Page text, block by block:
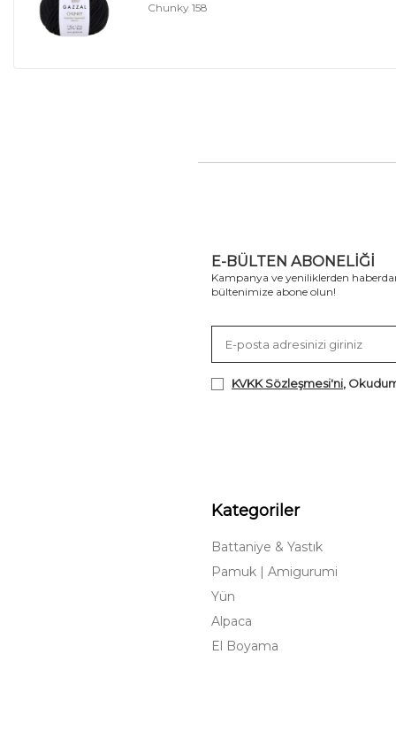
Chunky 158
E-BÜLTEN ABONELIĞI
Kampanya ve yeniliklerden
bültenimize abone olun!
KVKK Sözleşmesi'ni,
Kategoriler
Battaniye & Yastık
Pamuk | Amigurumi
Yün
Alpaca
El Boyama